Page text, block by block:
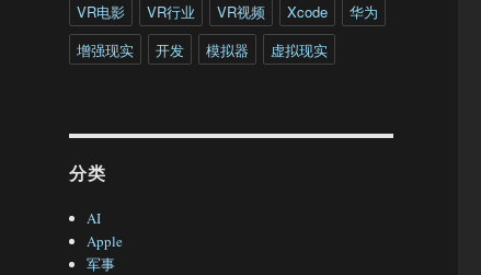
VR电影
VR行业 VR视频 Xcode
华为
增强现实
开发 模拟器 虚拟现实
分类
AI
Apple
军事